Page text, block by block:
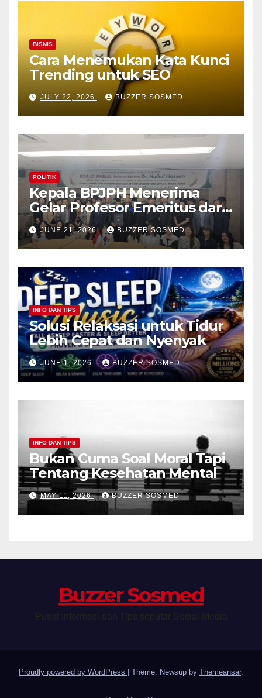
BISNIS
Cara Menemukan Kata Kunci
Trending untuk SEO
JULY 22, 2026 BUZZER SOSMED
POLITIK
Kepala BPJPH Menerima
Gelar Profesor Emeritus dari
Silla University, Busan Korsel
JUNE 21, 2026 BUZZER SOSMED
INFO DAN TIPS
Solusi Relaksasi untuk Tidur
Lebih Cepat dan Nyenyak
JUNE 1, 2026 BUZZER SOSMED
INFO DAN TIPS
Bukan Cuma Soal Moral Tapi
Tentang Kesehatan Mental
MAY 11, 2026 BUZZER SOSMED
Buzzer Sosmed
Proudly powered by WordPress Theme: Newsup by Themeansar.